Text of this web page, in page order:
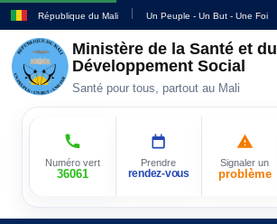
République du Mali Un Peuple - Un But - Une Foi
Ministère de la Santé et du
Développement Social
Santé pour tous, partout au Mali
Numéro vert
36061
Prendre
rendez-vous
Signaler un
problème